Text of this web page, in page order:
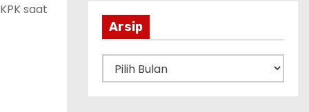
saat
Arsip
r